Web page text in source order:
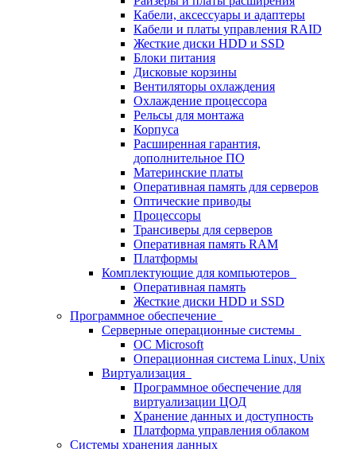
Кабели, аксессуары и адаптеры
Кабели и платы управления RAID
Жесткие диски HDD и SSD
Блоки питания
Дисковые корзины
Вентиляторы охлаждения
Охлаждение процессора
Рельсы для монтажа
Корпуса
Расширенная гарантия,
дополнительное ПО
Материнские платы
Оперативная память для серверов
Оптические приводы
Процессоры
Трансиверы для серверов
Оперативная память RAM
Платформы
Комплектующие для компьютеров
Оперативная память
Жесткие диски HDD и SSD
Программное обеспечение
Серверные операционные системы
ОС Microsoft
Операционная система Linux, Unix
Виртуализация
Программное обеспечение для
виртуализации ЦОД
Хранение данных и доступность
Платформа управления облаком
Системы хранения данных